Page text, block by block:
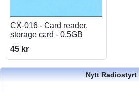
CX-016 - Card reader,
storage card - 0,5GB
45 kr
Nytt Radiostyrt